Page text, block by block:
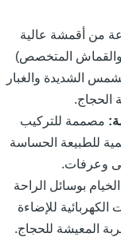
من أقمشة عالية
الجودة مقاومة للعوامل الجوية (مثل PVC والقماش المتخصص)
الشديدة والغبار
الحجاج.
مصممة للتركيب
للطبيعة الحساسة
وعرفات.
بوسائل الراحة
للإضاءة
المعيشة للحجاج.